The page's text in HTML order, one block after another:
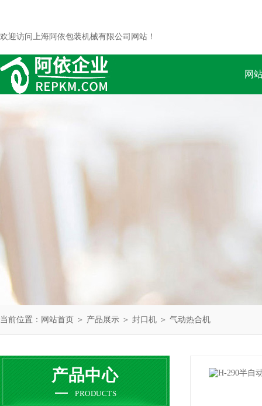
欢迎访问上海阿依包装机械有限公司网站！
网
当前位置： 网站首页 ＞ 产品展示 ＞ 封口机 ＞ 气动热合机
产品中心
PRODUCTS